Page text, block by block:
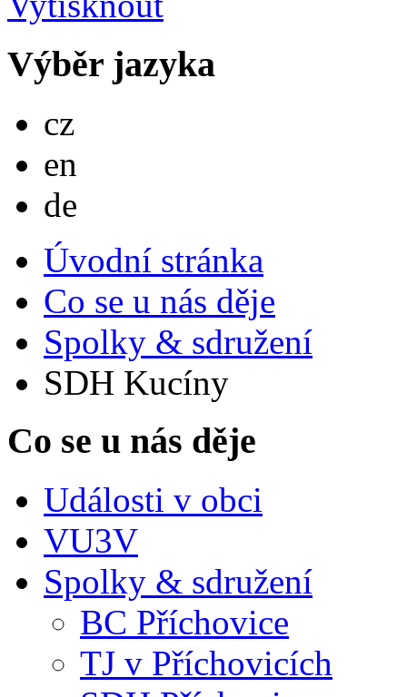
Výběr jazyka
cz
en
de
Úvodní stránka
Co se u nás děje
Spolky & sdružení
SDH Kucíny
Co se u nás děje
Události v obci
VU3V
Spolky & sdružení
BC Příchovice
TJ v Příchovicích